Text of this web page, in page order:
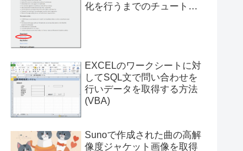
化を行うまでのチュートリ
EXCELのワークシートに対
してSQL文で問い合わせを
行いデータを取得する方法
(VBA)
Sunoで作成された曲の高解
像度ジャケット画像を取得